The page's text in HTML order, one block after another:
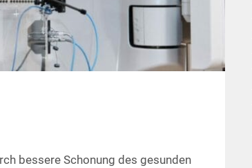
bes­se­re Scho­nung des gesun­den